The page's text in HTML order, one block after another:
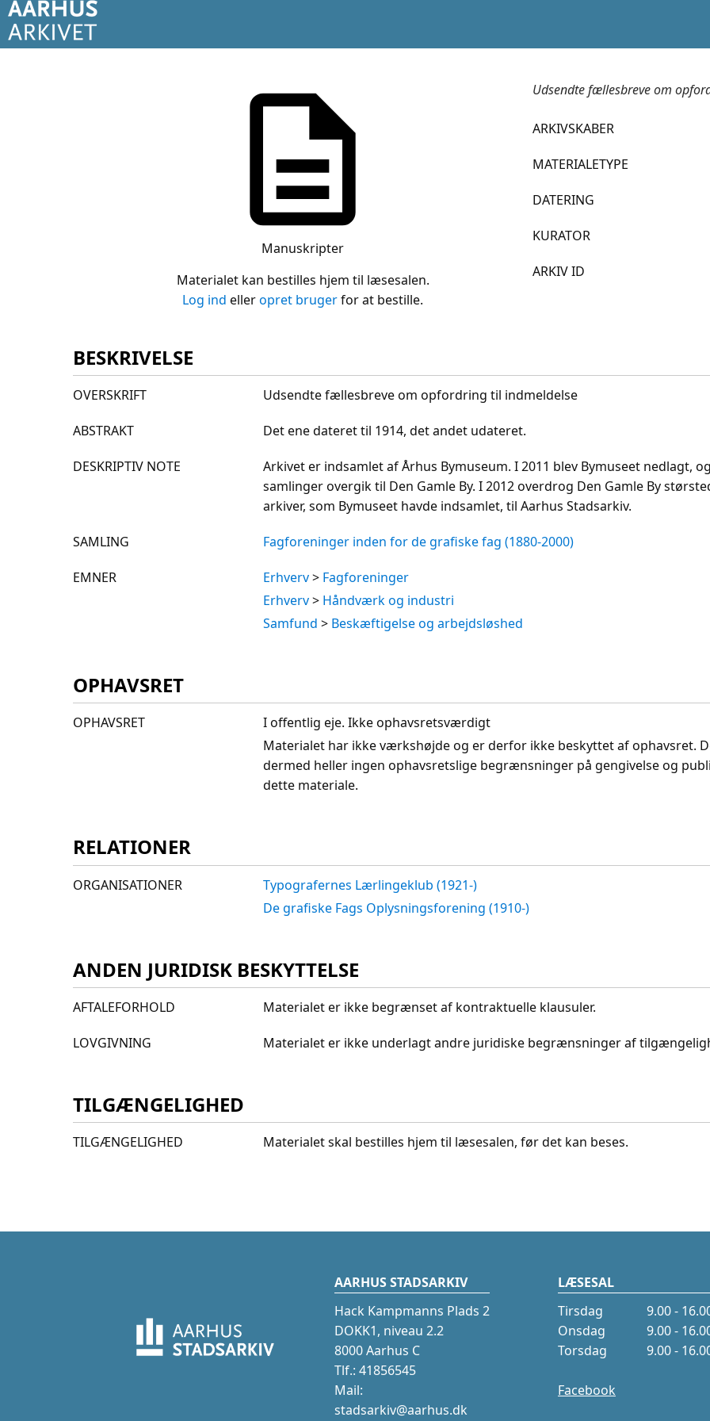
Manuskripter
Materialet kan bestilles hjem til læsesalen.
Log ind elleropret brugerfor at bestille.
Udsendte fællesbreve om
ARKIVSKABER
MATERIALETYPE
DATERING
KURATOR
ARKIV ID
BESKRIVELSE
OVERSKRIFT Udsendte fællesbreve om opfordring til indmeldelse
ABSTRAKT Det ene dateret til 1914, det andet udateret.
DESKRIPTIV NOTE
Arkivet er indsamlet af Århus Bymuseum. I 2011 blev Bymuseet nedlagt,
samlinger overgik til Den Gamle By. I 2012 overdrog Den Gamle By
arkiver, som Bymuseet havde indsamlet, til Aarhus Stadsarkiv.
SAMLING Fagforeninger inden for de grafiske fag (1880-2000)
EMNER Erhverv> Fagforeninger
Erhverv> Håndværk og industri
Samfund > Beskæftigelse og arbejdsløshed
OPHAVSRET
OPHAVSRET
I offentlig eje. Ikke ophavsretsværdigt
Materialet har ikke værkshøjde og er derfor ikke beskyttet af ophavsret.
dermed heller ingen ophavsretslige begrænsninger på gengivelse og
dette materiale.
RELATIONER
ORGANISATIONER
Typografernes Lærlingeklub (1921-)
De grafiske Fags Oplysningsforening (1910-)
ANDEN JURIDISK BESKYTTELSE
AFTALEFORHOLD Materialet er ikke begrænset af kontraktuelle klausuler.
LOVGIVNING Materialet er ikke underlagt andre juridiske begrænsninger af
TILGÆNGELIGHED
TILGÆNGELIGHED Materialet skal bestilles hjem til læsesalen, før det kan beses.
AARHUS STADSARKIV
Hack Kampmanns Plads 2
DOKK1, niveau 2.2
8000 Aarhus C
Tlf.: 41856545
Mail:
stadsarkiv@aarhus.dk
LÆSESAL
Tirsdag
9.00 -
Onsdag
9.00 -
Torsdag
9.00 -
Facebook